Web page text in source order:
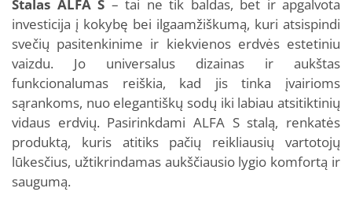
Stalas ALFA S – tai ne tik baldas, bet ir apgalvota
investicija į kokybę bei ilgaamžiškumą, kuri atsispindi
svečių pasitenkinime ir kiekvienos erdvės estetiniu
vaizdu. Jo universalus dizainas ir aukštas
funkcionalumas reiškia, kad jis tinka įvairioms
sąrankoms, nuo elegantiškų sodų iki labiau atsitiktinių
vidaus erdvių. Pasirinkdami ALFA S stalą, renkatės
produktą, kuris atitiks pačių reikliausių vartotojų
lūkesčius, užtikrindamas aukščiausio lygio komfortą ir
saugumą.